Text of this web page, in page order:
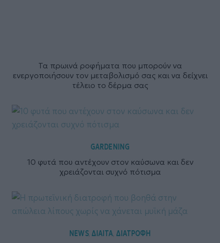
Τα πρωινά ροφήματα που μπορούν να
ενεργοποιήσουν τον μεταβολισμό σας και να δείχνει
τέλειο το δέρμα σας
GARDENING
10 φυτά που αντέχουν στον καύσωνα και δεν
χρειάζονται συχνό πότισμα
NEWS, ΔΙΑΙΤΑ, ΔΙΑΤΡΟΦΗ